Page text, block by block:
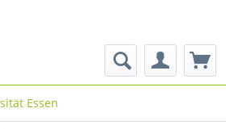
Essen